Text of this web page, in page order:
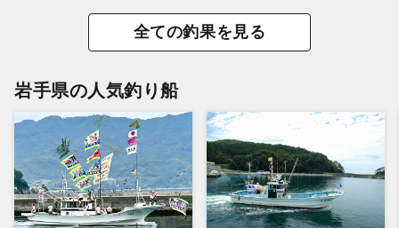
全ての釣果を見る
岩手県の人気釣り船